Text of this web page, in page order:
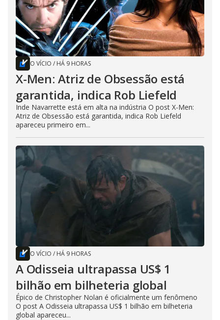
O VÍCIO / HÁ 9 HORAS
X-Men: Atriz de Obsessão está
garantida, indica Rob Liefeld
Inde Navarrette está em alta na indústria O post X-Men:
Atriz de Obsessão está garantida, indica Rob Liefeld
apareceu primeiro em...
O VÍCIO / HÁ 9 HORAS
A Odisseia ultrapassa US$ 1
bilhão em bilheteria global
Épico de Christopher Nolan é oficialmente um fenômeno
O post A Odisseia ultrapassa US$ 1 bilhão em bilheteria
global apareceu...